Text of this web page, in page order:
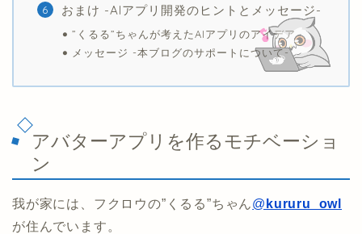
おまけ -AIアプリ開発のヒントとメッセージ-
”くるる”ちゃんが考えたAIアプリのアイデア
メッセージ -本ブログのサポートについて-
アバターアプリを作るモチベーショ
ン
我が家には、フクロウの”くるる”ちゃん@ kururu_owl
が住んでいます。